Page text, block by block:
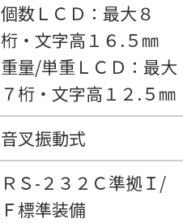
個数ＬＣＤ：最大８
桁・文字高１６.５㎜
重量/単重ＬＣＤ：最大
７桁・文字高１２.５㎜
音叉振動式
ＲＳ-２３２Ｃ準拠Ｉ/
Ｆ標準装備